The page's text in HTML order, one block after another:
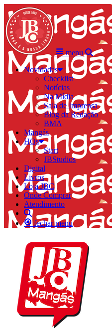
menu
Novidades
Checklist
Notícias
Na Mídia
Sala de Imprensa
Blog da Redação
BMA
Mangás
HQs
Start
JBStudios
Digital
Livros
Loja JBC
Onde Comprar
Atendimento
fechar menu